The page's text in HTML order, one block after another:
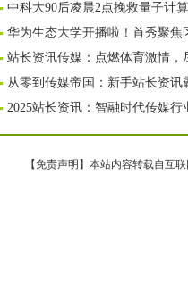
中科大90后凌晨2点挽救量子计
华为生态大学开播啦！首秀聚焦
站长资讯传媒：点燃体育激情，
从零到传媒帝国：新手站长资讯
2025站长资讯：智融时代传媒行
【免责声明】本站内容转载自互